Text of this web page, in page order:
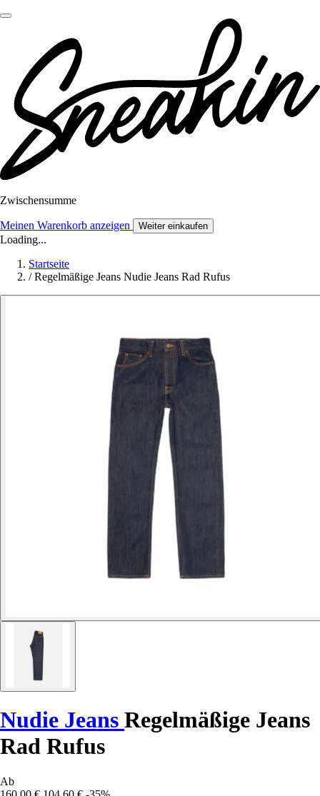
Zwischensumme
Meinen Warenkorb anzeigen Weiter einkaufen
Loading...
Startseite
/ Regelmäßige Jeans Nudie Jeans Rad Rufus
Nudie Jeans Regelmäßige Jeans
Rad Rufus
Ab